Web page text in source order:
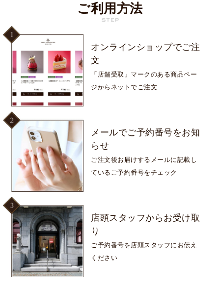
ご利用方法
オンラインショップでご注
文
「店舗受取」マークのある商品ペー
ジからネットでご注文
メールでご予約番号をお知
らせ
ご注文後お届けするメールに記載し
ているご予約番号をチェック
店頭スタッフからお受け取
り
ご予約番号を店頭スタッフにお伝え
ください